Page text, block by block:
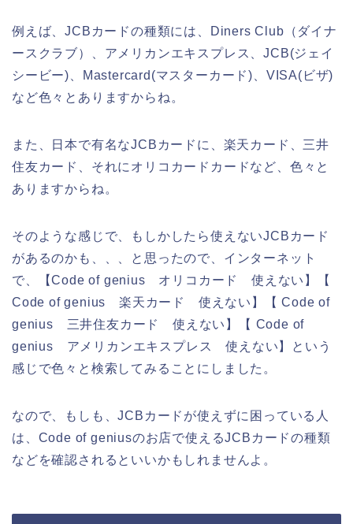
例えば、JCBカードの種類には、Diners Club（ダイナ
ースクラブ）、アメリカンエキスプレス、JCB(ジェイ
シービー)、Mastercard(マスターカード)、VISA(ビザ)
など色々とありますからね。
また、日本で有名なJCBカードに、楽天カード、三井
住友カード、それにオリコカードカードなど、色々と
ありますからね。
そのような感じで、もしかしたら使えないJCBカード
があるのかも、、、と思ったので、インターネット
で、【Code of genius オリコカード 使えない】【
Code of genius 楽天カード 使えない】【 Code of
genius 三井住友カード 使えない】【 Code of
genius アメリカンエキスプレス 使えない】という
感じで色々と検索してみることにしました。
なので、もしも、JCBカードが使えずに困っている人
は、Code of geniusのお店で使えるJCBカードの種類
などを確認されるといいかもしれませんよ。